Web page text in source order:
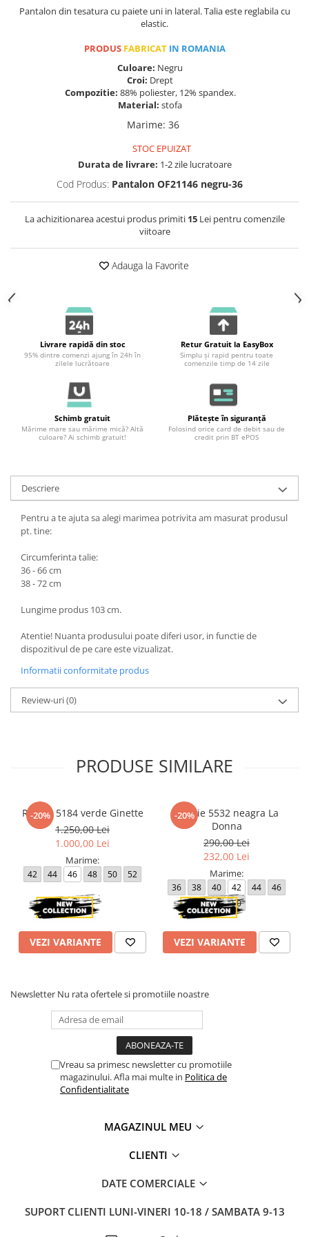
Pantalon din tesatura cu paiete uni in lateral. Talia este reglabila cu
elastic.
PRODUSFABRICATIN ROMANIA
Culoare: Negru
Croi: Drept
Compozitie: 88% poliester, 12% spandex.
Material: stofa
Marime: 36
STOC EPUIZAT
Durata de livrare: 1-2 zile lucratoare
Cod Produs: Pantalon OF21146 negru-36
La achizitionarea acestui produs primiti 15Lei pentru comenzile
viitoare
Adauga la Favorite
Livrare rapidă din stoc
95% dintre comenzi ajung în 24h în
zilele lucrătoare
Retur Gratuit la EasyBox
Simplu și rapid pentru toate
comenzile timp de 14 zile
Schimb gratuit
Mărime mare sau mărime mică? Altă
culoare? Ai schimb gratuit!
Plătește în siguranță
Folosind orice card de debit sau de
credit prin BT ePOS
Descriere
Pentru a te ajuta sa alegi marimea potrivita am masurat produsul
pt. tine:
Circumferinta talie:
36 - 66 cm
38 - 72 cm
Lungime produs 103 cm.
Atentie! Nuanta produsului poate diferi usor, in functie de
dispozitivul de pe care este vizualizat.
Informatii conformitate produs
Review-uri(0)
PRODUSE SIMILARE
-20%
Rochie 5184 verde Ginette
1.250,00 Lei
1.000,00 Lei
Marime:
42 44 46 48 50 52
VEZI VARIANTE
-20%
Rochie 5532 neagra La
Donna
290,00 Lei
232,00 Lei
Marime:
36 38 40 42 44
46
48
50
VEZI VARIANTE
Newsletter Nu rata ofertele si promotiile noastre
Vreau sa primesc newsletter cu promotiile
magazinului. Afla mai multe in Politica de
Confidentialitate
MAGAZINUL MEU
CLIENTI
DATE COMERCIALE
SUPORT CLIENTI LUNI-VINERI 10-18 / SAMBATA 9-13